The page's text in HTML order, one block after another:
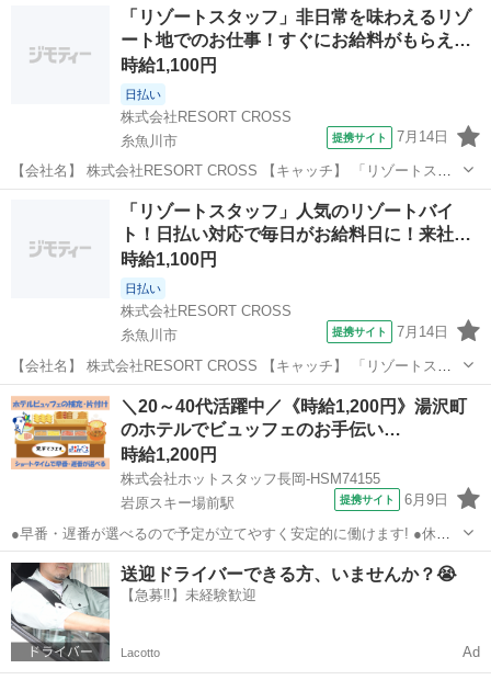
「リゾートスタッフ」非日常を味わえるリゾ
ート地でのお仕事！すぐにお給料がもらえ…
時給1,100円
日払い
株式会社RESORT CROSS
糸魚川市
提携サイト 7月14日
【会社名】 株式会社RESORT CROSS 【キャッチ】 「リゾートスタ
ッフ」非日常を味わえるリゾート地でのお仕事！すぐにお給料がもら
える日払い制度あり！来社も履歴書も不要！ 【コメント】 ＼新規スタ
ッフ100名以上の...
糸魚川市 ホテル
「リゾートスタッフ」人気のリゾートバイ
ト！日払い対応で毎日がお給料日に！来社
も…
時給1,100円
日払い
株式会社RESORT CROSS
糸魚川市
提携サイト 7月14日
【会社名】 株式会社RESORT CROSS 【キャッチ】 「リゾートスタ
ッフ」人気のリゾートバイト！日払い対応で毎日がお給料日に！来社
も履歴書も不要！ 【コメント】 ＼新規スタッフ100名以上の大募集★
／ 人気のリゾー...
新潟 糸魚川市 ホテル
＼20～40代活躍中／《時給1,200円》湯沢町
のホテルでビュッフェのお手伝い…
時給1,200円
株式会社ホットスタッフ長岡-HSM74155
岩原スキー場前駅
提携サイト 6月9日
●早番・遅番が選べるので予定が立てやすく安定的に働けます! ●休憩
なしの実働6時間勤務なので効率的に稼いでプライベート充実♪ □■お仕
事■□ リゾートホテルでのキッチン補助のお仕事です。 ホテルビュッ
フェの食材補充や片...
新潟 岩原スキー場前駅
送迎ドライバーできる方、いませんか？😭
【急募‼️】未経験歓迎
Lacotto Ad